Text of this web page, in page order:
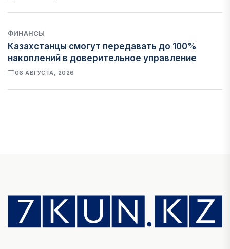
ФИНАНСЫ
Казахстанцы смогут передавать до 100%
накоплений в доверительное управление
06 АВГУСТА, 2026
На что Казахстан потратил больше всего в
нежилом строительстве
06 АВГУСТА, 2026